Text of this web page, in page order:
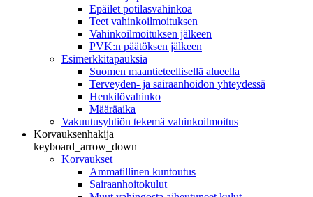
Epäilet potilasvahinkoa
Teet vahinkoilmoituksen
Vahinkoilmoituksen jälkeen
PVK:n päätöksen jälkeen
Esimerkkitapauksia
Suomen maantieteellisellä alueella
Terveyden- ja sairaanhoidon yhteydessä
Henkilövahinko
Määräaika
Vakuutusyhtiön tekemä vahinkoilmoitus
Korvauksenhakija
keyboard_arrow_down
Korvaukset
Ammatillinen kuntoutus
Sairaanhoitokulut